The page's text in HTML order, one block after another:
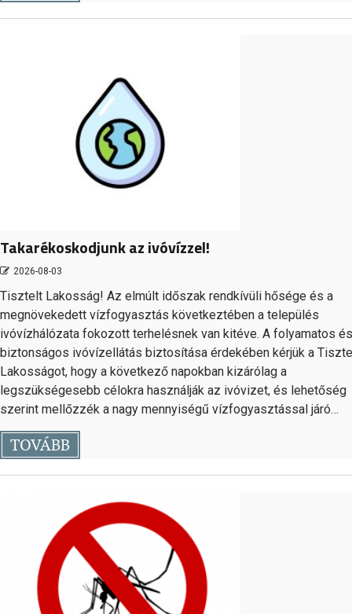
Takarékoskodjunk az ivóvízzel!
2026-08-03
Tisztelt Lakosság! Az elmúlt időszak rendkívüli hősége és a
megnövekedett vízfogyasztás következtében a település
ivóvízhálózata fokozott terhelésnek van kitéve. A folyamatos és
biztonságos ivóvízellátás biztosítása érdekében kérjük a
Lakosságot, hogy a következő napokban kizárólag a
legszükségesebb célokra használják az ivóvizet, és lehetőség
szerint mellőzzék a nagy mennyiségű vízfogyasztással járó…
TOVÁBB